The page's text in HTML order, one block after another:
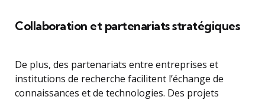
Collaboration et partenariats stratégiques
De plus, des partenariats entre entreprises et
institutions de recherche facilitent l’échange de
connaissances et de technologies. Des projets